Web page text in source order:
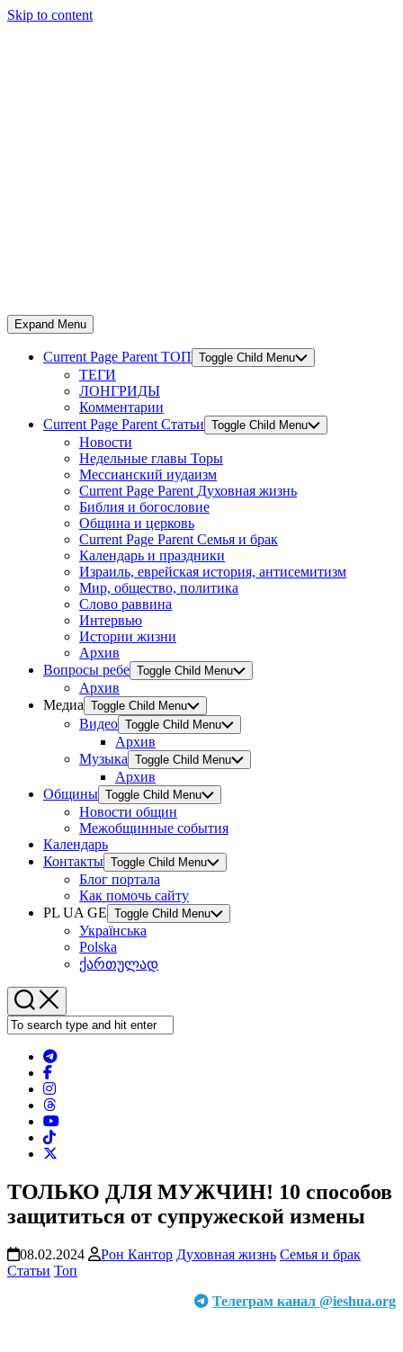
Skip to content
Expand Menu
Current Page Parent ТОП Toggle Child Menu
ТЕГИ
ЛОНГРИДЫ
Комментарии
Current Page Parent Статьи Toggle Child Menu
Новости
Недельные главы Торы
Мессианский иудаизм
Current Page Parent Духовная жизнь
Библия и богословие
Община и церковь
Current Page Parent Семья и брак
Календарь и праздники
Израиль, еврейская история, антисемитизм
Мир, общество, политика
Слово раввина
Интервью
Истории жизни
Архив
Вопросы ребе Toggle Child Menu
Архив
Медиа Toggle Child Menu
Видео Toggle Child Menu
Архив
Музыка Toggle Child Menu
Архив
Общины Toggle Child Menu
Новости общин
Межобщинные события
Календарь
Контакты Toggle Child Menu
Блог портала
Как помочь сайту
PL UA GE Toggle Child Menu
Українська
Polska
ქართულად
ТОЛЬКО ДЛЯ МУЖЧИН! 10 способов
защититься от супружеской измены
08.02.2024 Рон Кантор Духовная жизнь Семья и брак
Статьи Топ
Телеграм канал @ieshua.org